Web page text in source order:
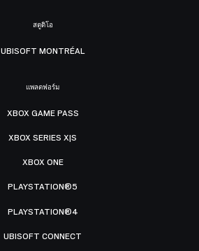
สตูดิโอ
UBISOFT MONTRÉAL
แพลตฟอร์ม
XBOX GAME PASS
XBOX SERIES X|S
XBOX ONE
PLAYSTATION®5
PLAYSTATION®4
UBISOFT CONNECT